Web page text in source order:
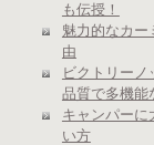
も伝授！
魅力的なカー
由
ビクトリー
品質で多機能
キャンパーに
い方